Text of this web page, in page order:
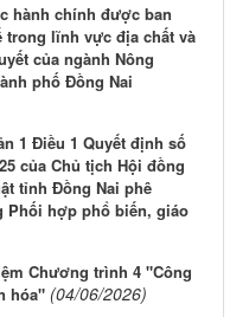
hành chính được ban
lĩnh vực địa chất và
của ngành Nông
phố Đồng Nai
1 Điều 1 Quyết định số
của Chủ tịch Hội đồng
tỉnh Đồng Nai phê
Phối hợp phổ biến, giáo
Chương trình 4 "Công
hóa" (04/06/2026)